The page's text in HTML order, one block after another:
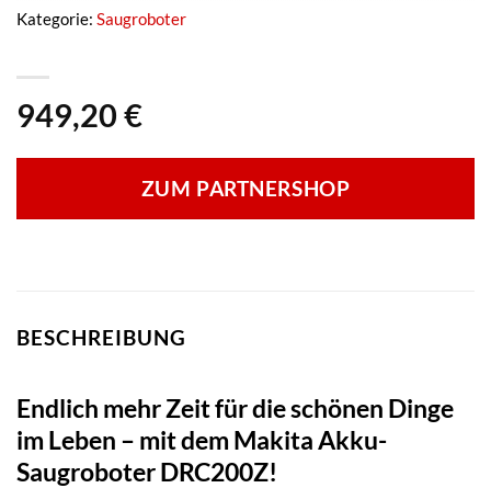
949,20 €
ZUM PARTNERSHOP
Kategorie: Saugroboter
BESCHREIBUNG
Endlich mehr Zeit für die schönen Dinge
im Leben – mit dem Makita Akku-
Saugroboter DRC200Z!